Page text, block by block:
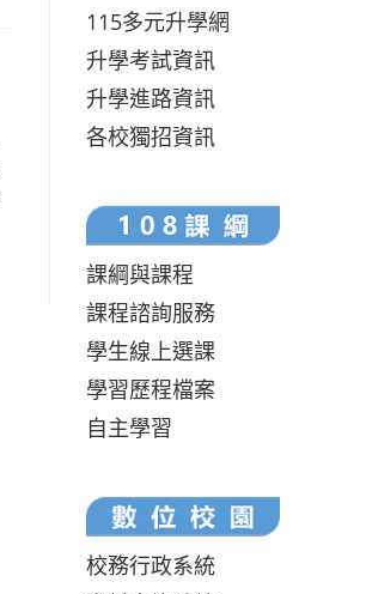
115多元升學網
升學考試資訊
升學進路資訊
各校獨招資訊
課綱與課程
課程諮詢服務
學生線上選課
學習歷程檔案
自主學習
校務行政系統